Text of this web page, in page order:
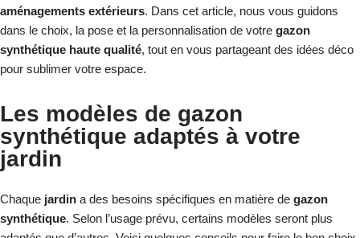
aménagements extérieurs. Dans cet article, nous vous guidons
dans le choix, la pose et la personnalisation de votre gazon
synthétique haute qualité, tout en vous partageant des idées déco
pour sublimer votre espace.
Les modèles de gazon
synthétique adaptés à votre
jardin
Chaque jardin a des besoins spécifiques en matière de gazon
synthétique. Selon l’usage prévu, certains modèles seront plus